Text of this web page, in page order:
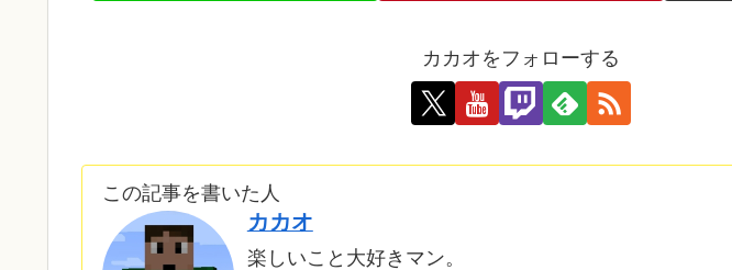
カカオをフォローする
この記事を書いた人
カカオ
楽しいこと大好きマン。